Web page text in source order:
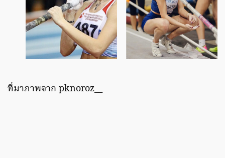
ที่มาภาพจาก pknoroz__